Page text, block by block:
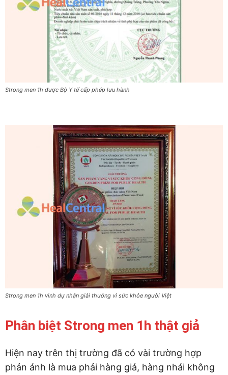
Strong men 1h được Bộ Y tế cấp phép lưu hành
Strong men 1h vinh dự nhận giải thưởng vì sức khỏe người Việt
Phân biệt Strong men 1h thật giả
Hiện nay trên thị trường đã có vài trường hợp
phản ánh là mua phải hàng giả, hàng nhái không